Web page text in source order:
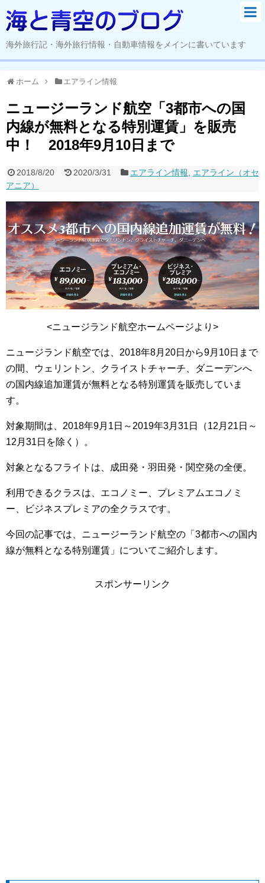
海外旅行記・海外旅行情報・自動車情報をメインに書いています
ホーム エアライン情報
ニュージーランド航空「3都市への国
内線が無料となる特別運賃」を販売
中！ 2018年9月10日まで
2018/8/20 2020/3/31 エアライン情報
エアライン（オセ
アニア）
<ニュージランド航空ホームページより>
ニュージランド航空では、2018年8月20日から9月10日まで
の間、ウェリントン、クライストチャーチ、ダニーデンへ
の国内線追加運賃が無料となる特別運賃を販売していま
す。
対象期間は、2018年9月1日～2019年3月31日（12月21日～
12月31日を除く）。
対象となるフライトは、成田発・羽田発・関空発の全便。
利用できるクラスは、エコノミー、プレミアムエコノミ
ー、ビジネスプレミアの全クラスです。
今回の記事では、ニュージーランド航空の「3都市への国内
線が無料となる特別運賃」についてご紹介します。
スポンサーリンク